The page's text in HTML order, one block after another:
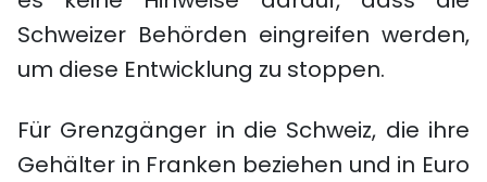
Schweizer Behörden eingreifen werden,
um diese Entwicklung zu stoppen.
Für Grenzgänger in die Schweiz, die ihre
Gehälter in Franken beziehen und in Euro